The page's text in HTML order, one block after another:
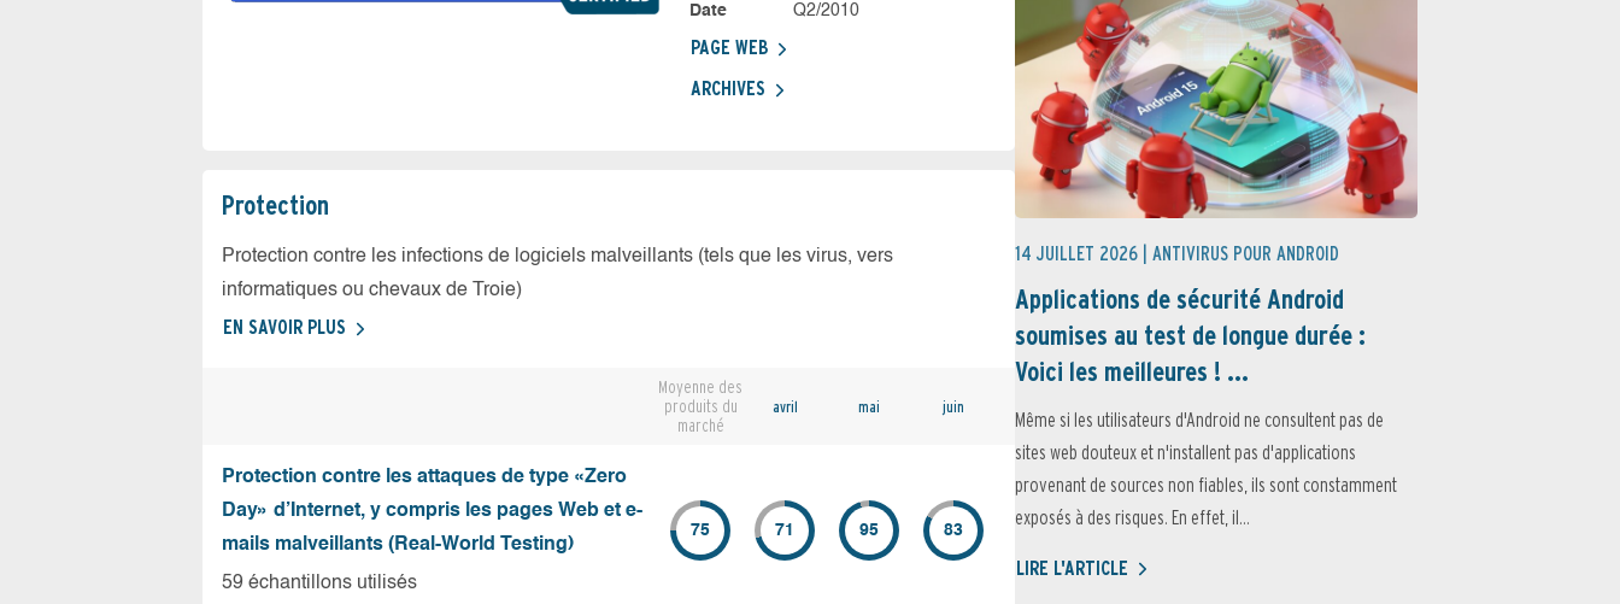
Date
Q2/2010
PAGE WEB
ARCHIVES
Protection
Protection contre les infections de logiciels malveillants (tels que les virus, vers
informatiques ou chevaux de Troie)
EN SAVOIR PLUS
Moyenne des
produits du
marché
avril mai juin
Protection contre les attaques de type «Zero
Day» d’Internet, y compris les pages Web et e-
mails malveillants (Real-World Testing)
59 échantillons utilisés
75 71 95 83
14 JUILLET 2026 | ANTIVIRUS POUR ANDROID
Applications de sécurité Android
soumises au test de longue durée :
Voici les meilleures ! ...
Même si les utilisateurs d'Android ne consultent pas de
sites web douteux et n'installent pas d'applications
provenant de sources non fiables, ils sont constamment
exposés à des risques. En effet, il...
LIRE L'ARTICLE